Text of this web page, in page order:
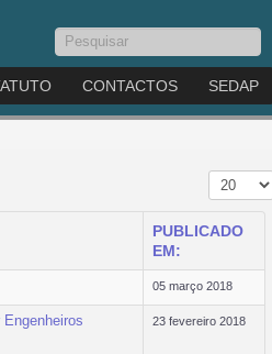
Pesquisar...
CONTACTOS SEDAP
Mostrar n.º
PUBLICADO
EM:
05 março 2018
23 fevereiro 2018